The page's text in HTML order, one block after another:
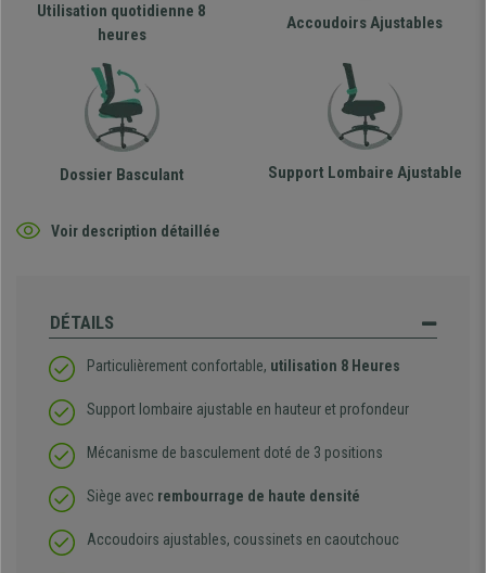
Utilisation quotidienne 8
heures
Accoudoirs Ajustables
Dossier Basculant Support Lombaire Ajustable
Voir description détaillée
DÉTAILS
Particulièrement confortable, utilisation 8 Heures
Support lombaire ajustable en hauteur et profondeur
Mécanisme de basculement doté de 3 positions
Siège avec rembourrage de haute densité
Accoudoirs ajustables, coussinets en caoutchouc